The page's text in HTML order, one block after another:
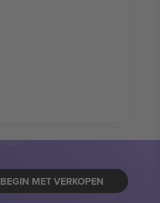
BEGIN MET VERKOPEN